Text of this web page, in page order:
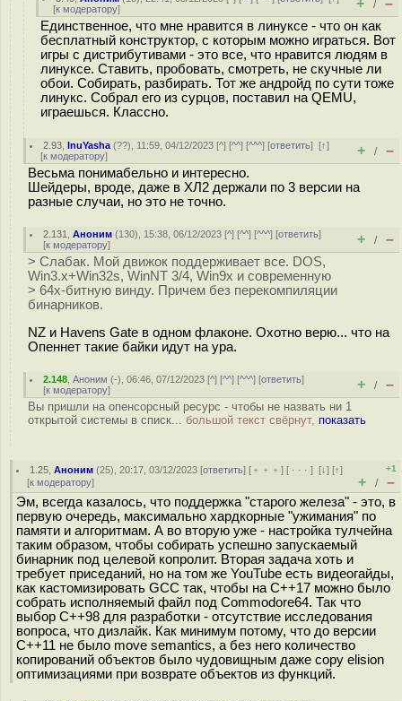
[к модератору] + / –
Единственное, что мне нравится в линуксе - что он как
бесплатный конструктор, с которым можно играться. Вот
игры с дистрибутивами - это все, что нравится людям в
линуксе. Ставить, пробовать, смотреть, не скучные ли
обои. Собирать, разбирать. Тот же андройд по сути тоже
линукс. Собрал его из сурцов, поставил на QEMU,
играешься. Классно.
2.93 ,InuYasha (??), 11:59, 04/12/2023 [^] [^^] [^^^] [ответить][↑]
[к модератору] + / –
Весьма понимабельно и интересно.
Шейдеры, вроде, даже в ХЛ2 держали по 3 версии на
разные случаи, но это не точно.
2.131 ,Аноним (130), 15:38, 06/12/2023 [^] [^^] [^^^] [ответить]
[к модератору] + / –
> Слабак. Мой движок поддерживает все. DOS,
Win3.x+Win32s, WinNT 3/4, Win9x и современную
> 64х-битную винду. Причем без перекомпиляции
бинарников.
NZ и Havens Gate в одном флаконе. Охотно верю... что на
Опеннет такие байки идут на ура.
2.148 ,Аноним (-), 06:46, 07/12/2023 [^] [^^] [^^^] [ответить]
[к модератору] + / –
Вы пришли на опенсорсный ресурс - чтобы не назвать ни 1
открытой системы в списк... большой текст свёрнут, показать
1.25 ,Аноним (25), 20:17, 03/12/2023 [ответить] [ ﹢﹢﹢] [ · · ·][↓] [↑]
[к модератору]
+1
+ / –
Эм, всегда казалось, что поддержка "старого железа" - это, в
первую очередь, максимально хардкорные "ужимания" по
памяти и алгоритмам. А во вторую уже - настройка тулчейна
таким образом, чтобы собирать успешно запускаемый
бинарник под целевой копролит. Вторая задача хоть и
требует приседаний, но на том же YouTube есть видеогайды,
как кастомизировать GCC так, чтобы на С++17 можно было
собрать исполняемый файл под Commodore64. Так что
выбор С++98 для разработки - отсутствие исследования
вопроса, что дизлайк. Как минимум потому, что до версии
С++11 не было move semantics, а без него количество
копирований объектов было чудовищным даже copy elision
оптимизациями при возврате объектов из функций.